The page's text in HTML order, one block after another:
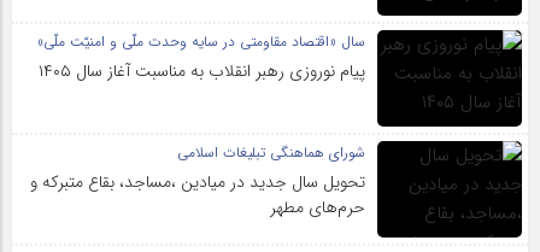
سال «اقتصاد مقاومتی در سایه وحدت ملّی و امنیّت ملّی»
پیام نوروزی رهبر انقلاب به مناسبت آغاز سال ۱۴۰۵
شورای هماهنگی تبلیغات اسلامی
تحویل سال‌ جدید در میادین ،مساجد، بقاع متبرکه‌ و
حرم‌های‌ مطهر